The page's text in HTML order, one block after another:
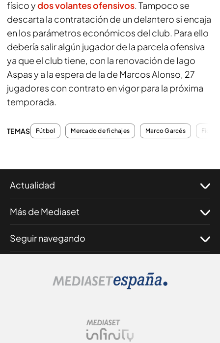
físico ydos volantes ofensivos. Tampoco se
descarta la contratación de un delantero si encaja
en los parámetros económicos del club. Para ello
debería salir algún jugador de la parcela ofensiva
ya que el club tiene, con la renovación de Iago
Aspas y a la espera de la de Marcos Alonso, 27
jugadores con contrato en vigor para la próxima
temporada.
TEMAS Fútbol Mercado de fichajes Marco Garcés
Actualidad
Más de Mediaset
Seguir navegando